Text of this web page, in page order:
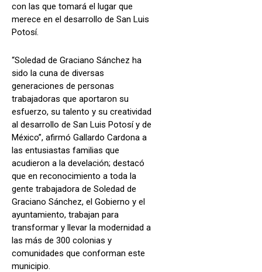
con las que tomará el lugar que
merece en el desarrollo de San Luis
Potosí.
“Soledad de Graciano Sánchez ha
sido la cuna de diversas
generaciones de personas
trabajadoras que aportaron su
esfuerzo, su talento y su creatividad
al desarrollo de San Luis Potosí y de
México”, afirmó Gallardo Cardona a
las entusiastas familias que
acudieron a la develación; destacó
que en reconocimiento a toda la
gente trabajadora de Soledad de
Graciano Sánchez, el Gobierno y el
ayuntamiento, trabajan para
transformar y llevar la modernidad a
las más de 300 colonias y
comunidades que conforman este
municipio.